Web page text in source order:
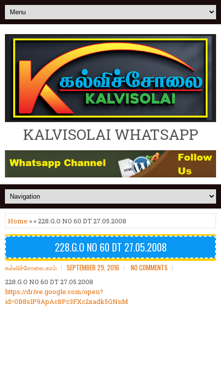
KALVISOLAI WHATSAPP
Home » » 228.G.O NO 60 DT 27.05.2008
228.G.O NO 60 DT 27.05.2008
கல்விச்சோலை.காம் SEPTEMBER 29, 2016 NO COMMENTS
228.G.O NO 60 DT 27.05.2008
https://drive.google.com/open?
id=0B8slP9ApAc8Pc3FXc2xadk5GNnM